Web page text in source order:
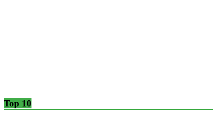
Top 10